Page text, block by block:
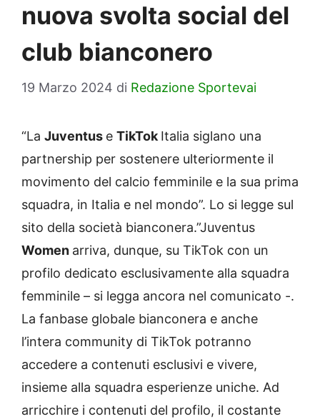
nuova svolta social del
club bianconero
19 Marzo 2024 di Redazione Sportevai
“La Juventus e TikTokItalia siglano una
partnership per sostenere ulteriormente il
movimento del calcio femminile e la sua prima
squadra, in Italia e nel mondo”. Lo si legge sul
sito della società bianconera.”Juventus
Women arriva, dunque, su TikTok con un
profilo dedicato esclusivamente alla squadra
femminile – si legga ancora nel comunicato -.
La fanbase globale bianconera e anche
l’intera community di TikTok potranno
accedere a contenuti esclusivi e vivere,
insieme alla squadra esperienze uniche. Ad
arricchire i contenuti del profilo, il costante